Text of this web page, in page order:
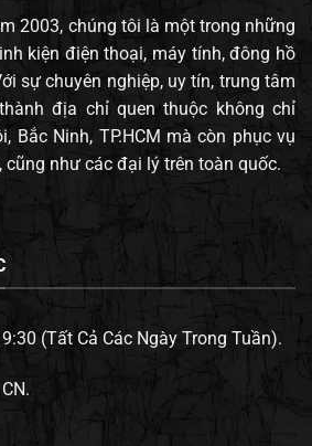
2003, chúng tôi là một trong những
kiện điện thoại, máy tính, đông hồ
sự chuyên nghiệp, uy tín, trung tâm
địa chỉ quen thuộc không chỉ
Bắc Ninh, TP.HCM mà còn phục vụ
cũng như các đại lý trên toàn quốc.
(Tất Cả Các Ngày Trong Tuần).